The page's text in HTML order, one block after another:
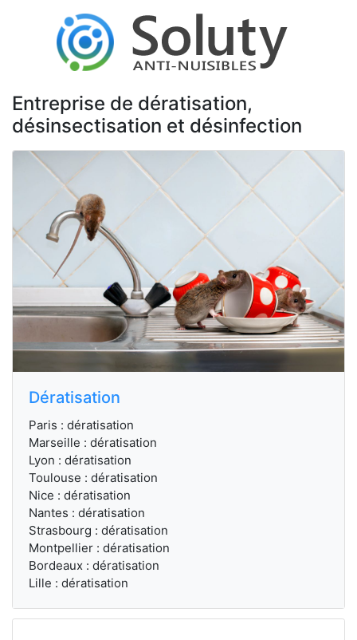
Entreprise de dératisation,
désinsectisation et désinfection
Dératisation
Paris : dératisation
Marseille : dératisation
Lyon : dératisation
Toulouse : dératisation
Nice : dératisation
Nantes : dératisation
Strasbourg : dératisation
Montpellier : dératisation
Bordeaux : dératisation
Lille : dératisation